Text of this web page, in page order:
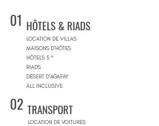
01 HÔTELS & RIADS
LOCATION DE VILLAS
MAISONS D'HÔTES
HÔTELS 5 *
RIADS
DÉSERT D'AGAFAY
ALL INCLUSIVE
02 TRANSPORT
LOCATION DE VOITURES